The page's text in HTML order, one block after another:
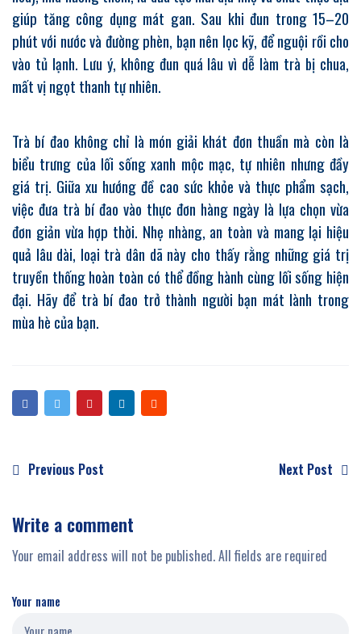
giúp tăng công dụng mát gan. Sau khi đun trong 15–20
phút với nước và đường phèn, bạn nên lọc kỹ, để nguội rồi cho
vào tủ lạnh. Lưu ý, không đun quá lâu vì dễ làm trà bị chua,
mất vị ngọt thanh tự nhiên.
Trà bí đao không chỉ là món giải khát đơn thuần mà còn là
biểu trưng của lối sống xanh mộc mạc, tự nhiên nhưng đầy
giá trị. Giữa xu hướng đề cao sức khỏe và thực phẩm sạch,
việc đưa trà bí đao vào thực đơn hàng ngày là lựa chọn vừa
đơn giản vừa hợp thời. Nhẹ nhàng, an toàn và mang lại hiệu
quả lâu dài, loại trà dân dã này cho thấy rằng những giá trị
truyền thống hoàn toàn có thể đồng hành cùng lối sống hiện
đại. Hãy để trà bí đao trở thành người bạn mát lành trong
mùa hè của bạn.
Previous Post Next Post
Write a comment
Your email address will not be published. All fields are required
Your name